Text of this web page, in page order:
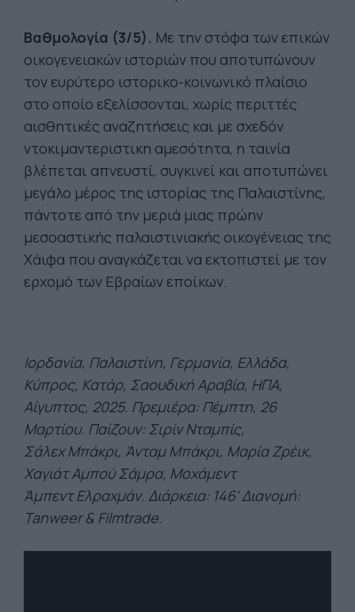
Βαθμολογία (3/5). Με την στόφα των επικών
οικογενειακών ιστοριών που αποτυπώνουν
τον ευρύτερο ιστορικο-κοινωνικό πλαίσιο
στο οποίο εξελίσσονται, χωρίς περιττές
αισθητικές αναζητήσεις και με σχεδόν
ντοκιμαντεριστικη αμεσότητα, η ταινία
βλέπεται απνευστί, συγκινεί και αποτυπώνει
μεγάλο μέρος της ιστορίας της Παλαιστίνης,
πάντοτε από την μεριά μιας πρώην
μεσοαστικής παλαιστινιακής οικογένειας της
Χάιφα που αναγκάζεται να εκτοπιστεί με τον
ερχομό των Εβραίων εποίκων.
Ιορδανία, Παλαιστίνη, Γερμανία, Ελλάδα,
Κύπρος, Κατάρ, Σαουδική Αραβία, ΗΠΑ,
Αίγυπτος, 2025. Πρεμιέρα: Πέμπτη, 26
Μαρτίου. Παίζουν: Σιρίν Νταμπίς,
Σάλεχ Μπάκρι, Άνταμ Μπάκρι, Μαρία Ζρέικ,
ΧαγιάτΑμπούΣάμρα, Μοχάμεντ
Άμπεντ Ελραχμάν. Διάρκεια: 146' Διανομή:
Tanweer& Filmtrade.